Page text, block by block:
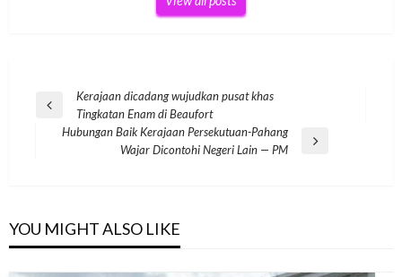
Post
navigation
Previous
Kerajaan dicadang wujudkan pusat khas
Tingkatan Enam di Beaufort
Hubungan Baik Kerajaan Persekutuan-Pahang
Wajar Dicontohi Negeri Lain — PM
YOU MIGHT ALSO LIKE